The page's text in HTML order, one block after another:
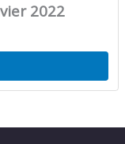
2022